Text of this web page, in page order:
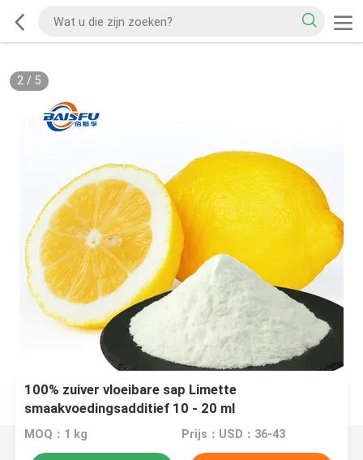
2/ 5
100% zuiver vloeibare sap Limette
smaakvoedingsadditief 10 - 20 ml
MOQ：1 kg Prijs：USD：36-43